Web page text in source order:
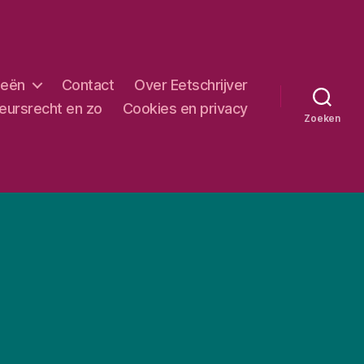
Contact
Over Eetschrijver
en zo
Cookies en privacy
Zoeken